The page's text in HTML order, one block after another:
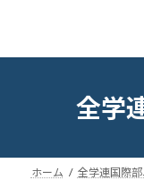
ン
ー
全学
ホーム
全学連国際部